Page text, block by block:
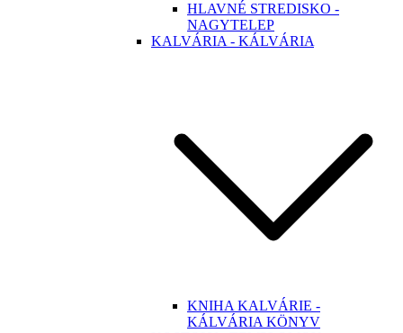
HLAVNÉ STREDISKO -
NAGYTELEP
KALVÁRIA - KÁLVÁRIA
KNIHA KALVÁRIE -
KÁLVÁRIA KÖNYV